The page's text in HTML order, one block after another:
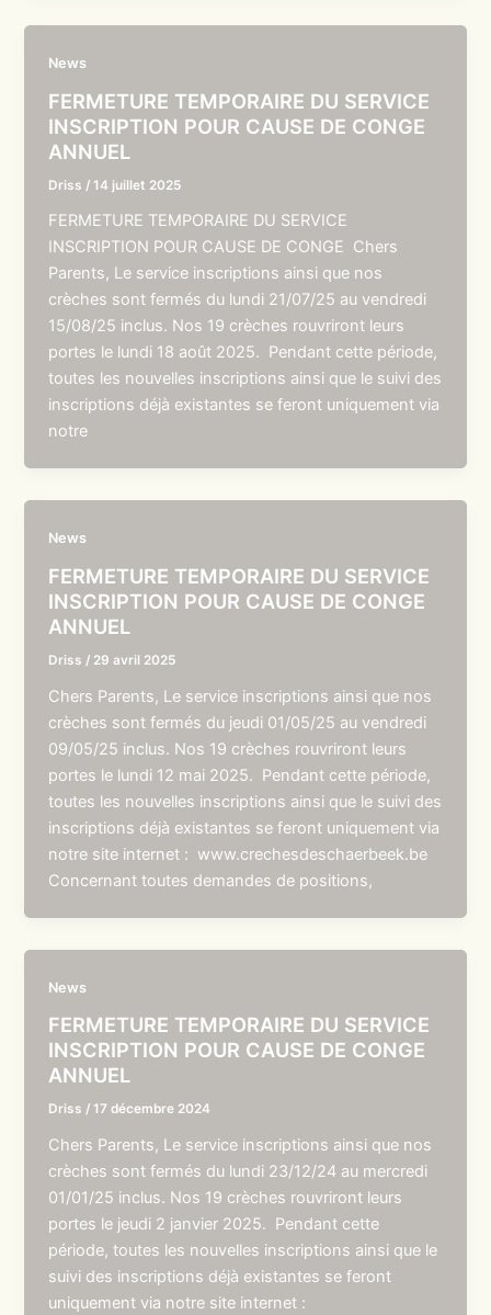
News
FERMETURE TEMPORAIRE DU SERVICE
INSCRIPTION POUR CAUSE DE CONGE
ANNUEL
Driss /14 juillet 2025
FERMETURE TEMPORAIRE DU SERVICE
INSCRIPTION POUR CAUSE DE CONGE Chers
Parents, Le service inscriptions ainsi que nos
crèches sont fermés du lundi 21/07/25 au vendredi
15/08/25 inclus. Nos 19 crèches rouvriront leurs
portes le lundi 18 août 2025. Pendant cette période,
toutes les nouvelles inscriptions ainsi que le suivi des
inscriptions déjà existantes se feront uniquement via
notre
News
FERMETURE TEMPORAIRE DU SERVICE
INSCRIPTION POUR CAUSE DE CONGE
ANNUEL
Driss / 29 avril 2025
Chers Parents, Le service inscriptions ainsi que nos
crèches sont fermés du jeudi 01/05/25 au vendredi
09/05/25 inclus. Nos 19 crèches rouvriront leurs
portes le lundi 12 mai 2025. Pendant cette période,
toutes les nouvelles inscriptions ainsi que le suivi des
inscriptions déjà existantes se feront uniquement via
notre site internet : www.crechesdeschaerbeek.be
Concernant toutes demandes de positions,
News
FERMETURE TEMPORAIRE DU SERVICE
INSCRIPTION POUR CAUSE DE CONGE
ANNUEL
Driss /17 décembre 2024
Chers Parents, Le service inscriptions ainsi que nos
crèches sont fermés du lundi 23/12/24 au mercredi
01/01/25 inclus. Nos 19 crèches rouvriront leurs
portes le jeudi 2 janvier 2025. Pendant cette
période, toutes les nouvelles inscriptions ainsi que le
suivi des inscriptions déjà existantes se feront
uniquement via notre site internet :